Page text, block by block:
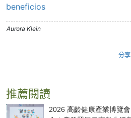
beneficios
Aurora Klein
分享
推薦閱讀